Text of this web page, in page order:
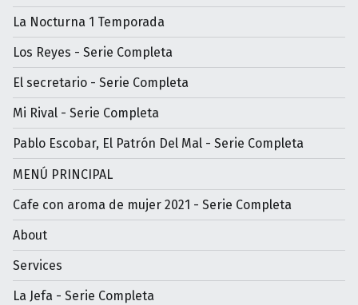
La Nocturna 1 Temporada
Los Reyes - Serie Completa
El secretario - Serie Completa
Mi Rival - Serie Completa
Pablo Escobar, El Patrón Del Mal - Serie Completa
MENÚ PRINCIPAL
Cafe con aroma de mujer 2021 - Serie Completa
About
Services
La Jefa - Serie Completa